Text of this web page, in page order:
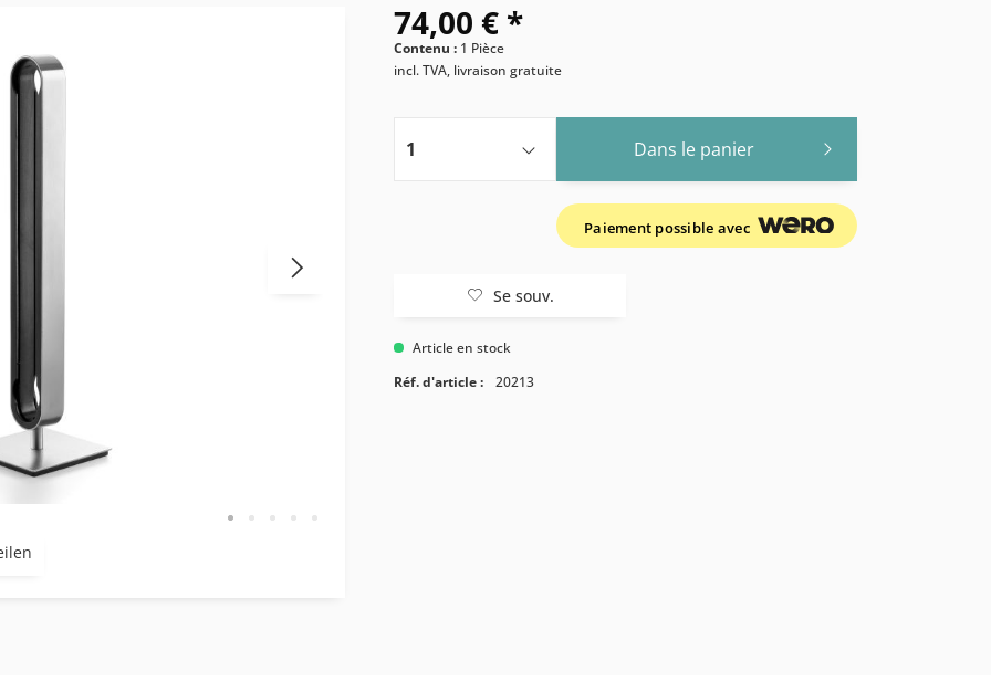
74,00 € *
Contenu : 1 Pièce
incl. TVA, livraison gratuite
Dans le panier
Paiement possible avec
Se souv.
Article en stock
Réf. d'article :
20213